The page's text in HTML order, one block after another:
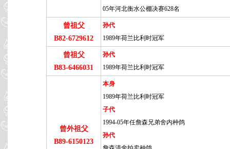
05年河北衡水公棚决赛628名
曾祖父
B82-6729612
孙代
1989年荷兰比利时冠军
曾祖父
B83-6466031
孙代
1989年荷兰比利时冠军
曾外祖父
B89-6150123
本身
1989年荷兰比利时冠军
子代
1994-05年任詹森兄弟舍内种鸽
孙代